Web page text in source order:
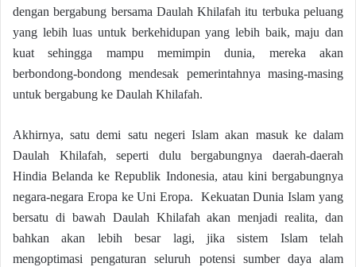
dengan bergabung bersama Daulah Khilafah itu terbuka peluang
yang lebih luas untuk berkehidupan yang lebih baik, maju dan
kuat sehingga mampu memimpin dunia, mereka akan
berbondong-bondong mendesak pemerintahnya masing-masing
untuk bergabung ke Daulah Khilafah.
Akhirnya, satu demi satu negeri Islam akan masuk ke dalam
Daulah Khilafah, seperti dulu bergabungnya daerah-daerah
Hindia Belanda ke Republik Indonesia, atau kini bergabungnya
negara-negara Eropa ke Uni Eropa. Kekuatan Dunia Islam yang
bersatu di bawah Daulah Khilafah akan menjadi realita, dan
bahkan akan lebih besar lagi, jika sistem Islam telah
mengoptimasi pengaturan seluruh potensi sumber daya alam